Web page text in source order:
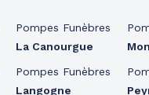
Pompes Funèbres
La Canourgue
Pompes Funèbres
Langogne